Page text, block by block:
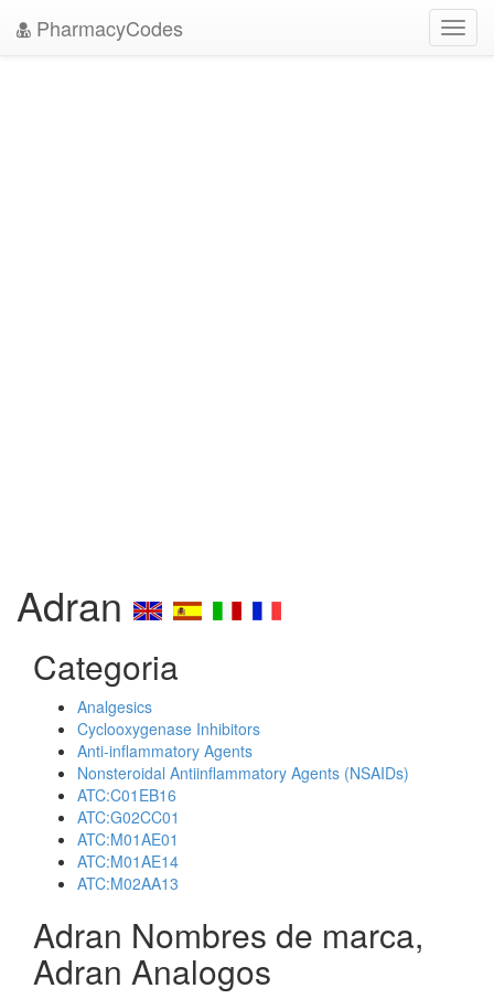
PharmacyCodes
Adran
Categoria
Analgesics
Cyclooxygenase Inhibitors
Anti-inflammatory Agents
Nonsteroidal Antiinflammatory Agents (NSAIDs)
ATC:C01EB16
ATC:G02CC01
ATC:M01AE01
ATC:M01AE14
ATC:M02AA13
Adran Nombres de marca,
Adran Analogos